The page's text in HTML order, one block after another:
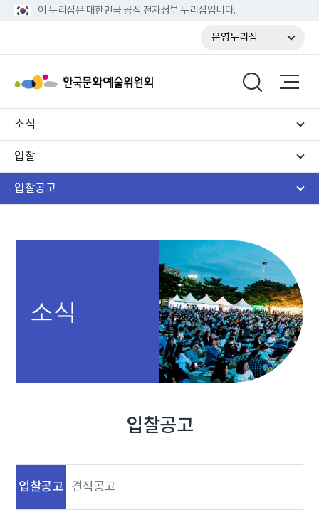
이 누리집은 대한민국 공식 전자정부 누리집입니다.
운영누리집
소식
입찰
입찰공고
소식
입찰공고
입찰공고 견적공고